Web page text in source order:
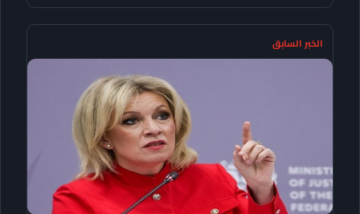
الخبر السابق